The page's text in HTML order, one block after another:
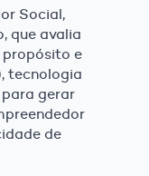
Social,
que avalia
propósito e
tecnologia
gerar
de